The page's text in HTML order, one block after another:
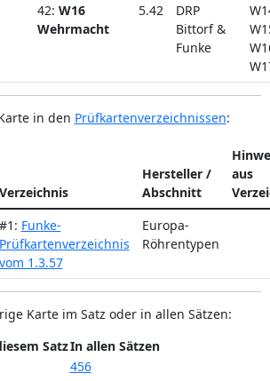
42: W16
Wehrmacht
5.42
DRP
Bittorf &
Funke
in den Prüfkartenverzeichnissen:
Verzeichnis
Hersteller /
Abschnitt
aus
#1: Funke-
Prüfkartenverzeichnis
vom 1.3.57
Europa-
Röhrentypen
Karte im Satz oder in allen Sätzen:
SatzIn allen Sätzen
456